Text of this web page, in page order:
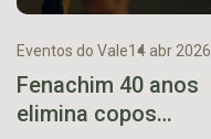
Eventos do Vale14 abr 2026
Fenachim 40 anos
elimina copos